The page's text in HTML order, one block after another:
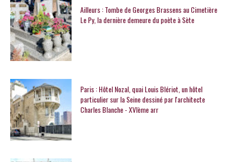
Ailleurs : Tombe de Georges Brassens au Cimetière
Le Py, la dernière demeure du poète à Sète
Paris : Hôtel Nozal, quai Louis Blériot, un hôtel
particulier sur la Seine dessiné par l'architecte
Charles Blanche - XVIème arr